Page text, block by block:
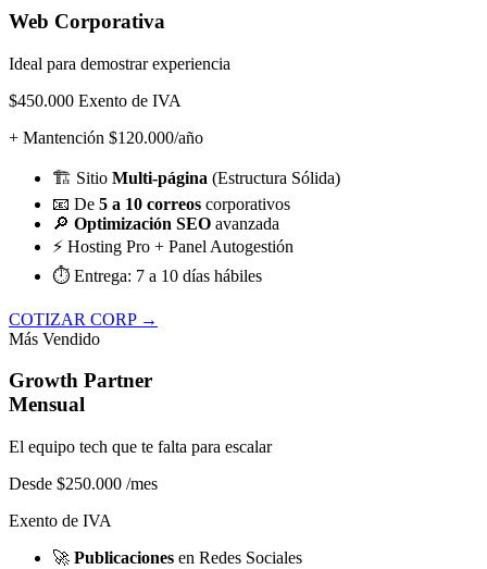
Web Corporativa
Ideal para demostrar experiencia
$450.000 Exento de IVA
+ Mantención $120.000/año
🏗️ Sitio Multi-página (Estructura Sólida)
📧 De 5 a 10 correos corporativos
🔎 Optimización SEO avanzada
⚡ Hosting Pro + Panel Autogestión
⏱️ Entrega: 7 a 10 días hábiles
COTIZAR CORP →
Más Vendido
Growth Partner
Mensual
El equipo tech que te falta para escalar
Desde $250.000 /mes
Exento de IVA
🚀 Publicaciones en Redes Sociales